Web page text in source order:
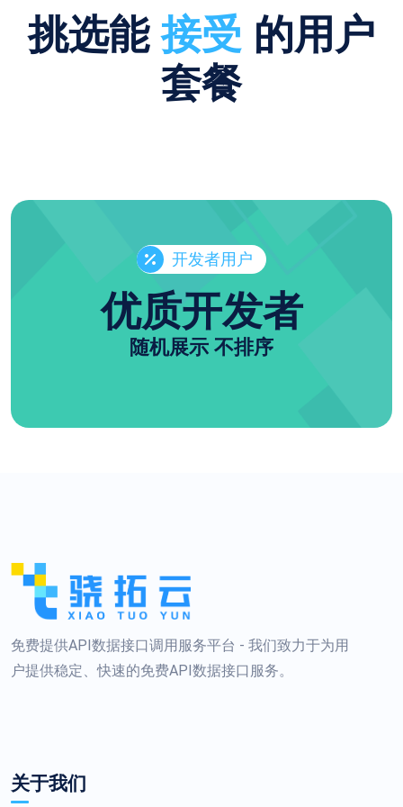
挑选能接受 的用户
套餐
开发者用户
优质开发者
随机展示 不排序
免费提供API数据接口调用服务平台 - 我们致力于为用
户提供稳定、快速的免费API数据接口服务。
关于我们